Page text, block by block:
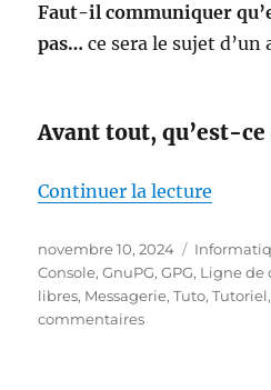
Faut-il communiquer
pas… ce sera le sujet d’un
Avant tout, qu’est-ce
Continuer la lecture
Publié
le
novembre 10, 2024 Catégories
Console,GnuPG,GPG, Ligne de
libres, Messagerie,Tuto,Tutoriel
commentairessur